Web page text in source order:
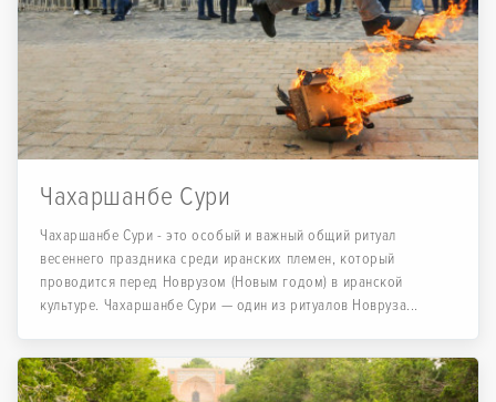
Чахаршанбе Сури
Чахаршанбе Сури - это особый и важный общий ритуал
весеннего праздника среди иранских племен, который
проводится перед Новрузом (Новым годом) в иранской
культуре. Чахаршанбе Сури — один из ритуалов Новруза...